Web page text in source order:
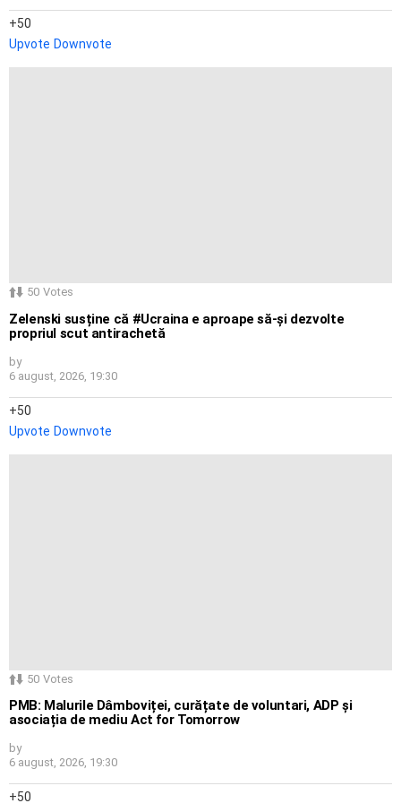
50
Upvote Downvote
50 Votes
Zelenski susține că #Ucraina e aproape să-și dezvolte
propriul scut antirachetă
by
6 august, 2026, 19:30
50
Upvote Downvote
50 Votes
PMB: Malurile Dâmboviței, curățate de voluntari, ADP și
asociația de mediu Act for Tomorrow
by
6 august, 2026, 19:30
50